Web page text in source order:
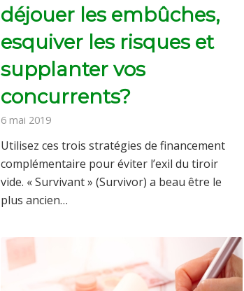
déjouer les embûches,
esquiver les risques et
supplanter vos
concurrents?
6 mai 2019
Utilisez ces trois stratégies de financement
complémentaire pour éviter l’exil du tiroir
vide. « Survivant » (Survivor) a beau être le
plus ancien…